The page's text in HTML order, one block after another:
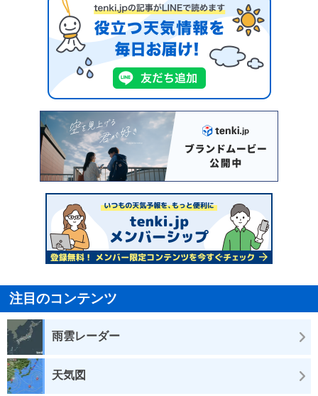
注目のコンテンツ
雨雲レーダー
天気図